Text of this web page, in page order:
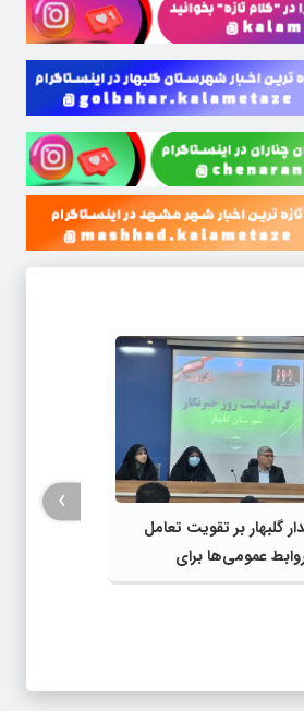
گلبهار بر تقویت تعامل
عمومی‌ها برای
شفاف
›